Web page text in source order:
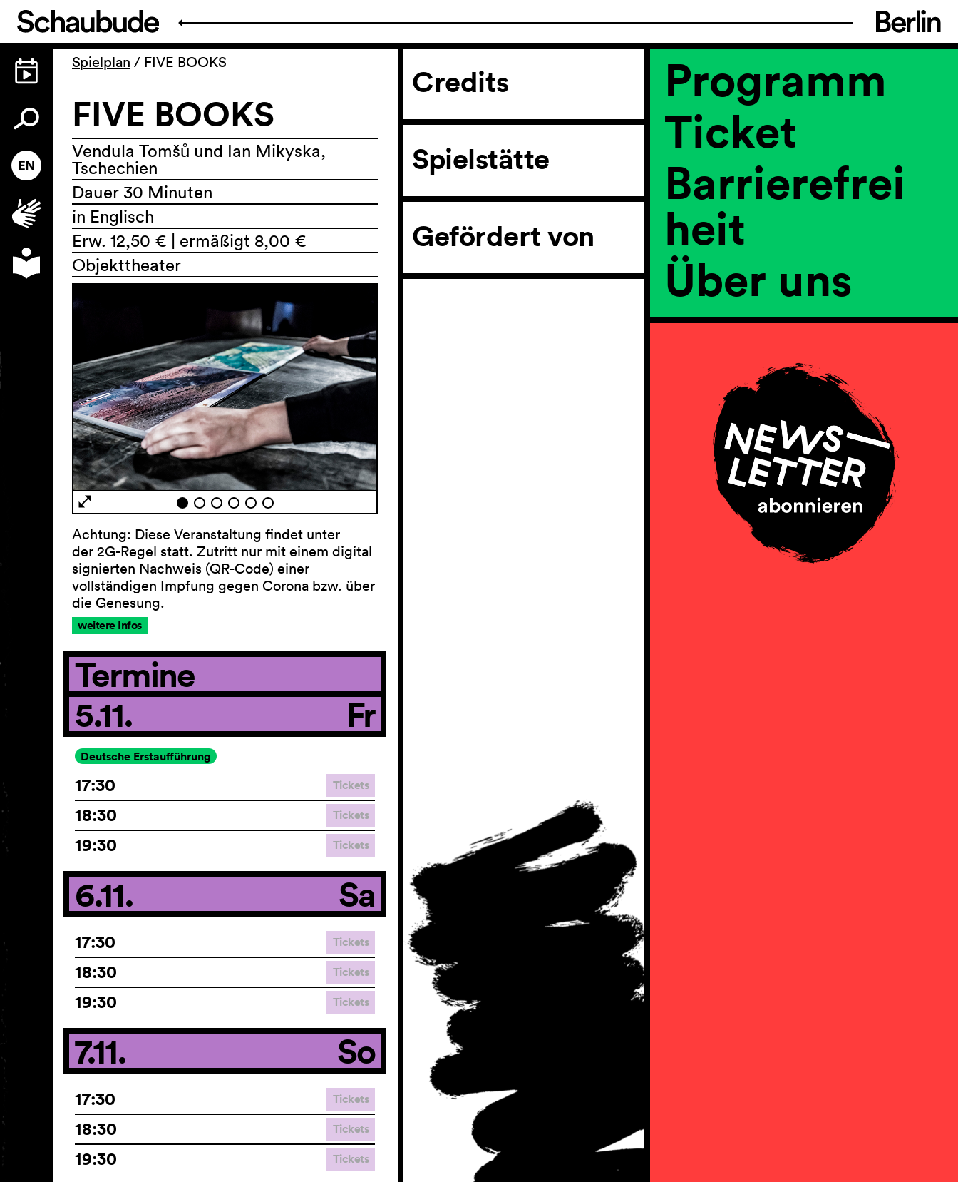
Programm
Ticket
Barrierefrei
heit
Über uns
Spielplan / FIVE BOOKS
FIVE BOOKS
Vendula Tomšů und Ian Mikyska,
Tschechien
Dauer 30 Minuten
in Englisch
Erw. 12,50 € | ermäßigt 8,00 €
Objekttheater
Achtung: Diese Veranstaltung findet unter
der 2G-Regel statt. Zutritt nur mit einem digital
signierten Nachweis (QR-Code) einer
vollständigen Impfung gegen Corona bzw. über
die Genesung.
weitere Infos
Termine
5.11.
Fr
Deutsche Erstaufführung
17:30 Tickets
18:30 Tickets
19:30 Tickets
6.11. Sa
17:30 Tickets
18:30 Tickets
19:30 Tickets
7.11. So
17:30 Tickets
18:30 Tickets
19:30 Tickets
Credits
Spielstätte
Gefördert von